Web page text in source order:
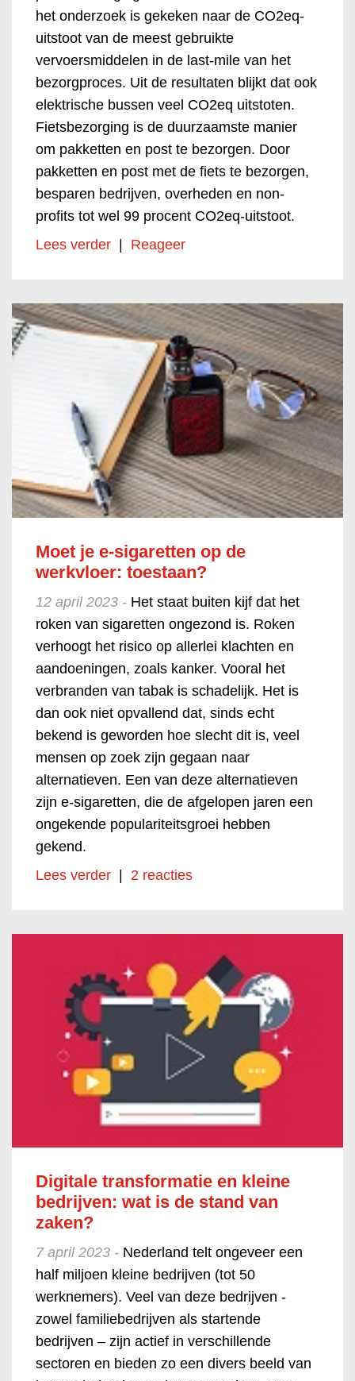
het onderzoek is gekeken naar de CO2eq-
uitstoot van de meest gebruikte
vervoersmiddelen in de last-mile van het
bezorgproces. Uit de resultaten blijkt dat ook
elektrische bussen veel CO2eq uitstoten.
Fietsbezorging is de duurzaamste manier
om pakketten en post te bezorgen. Door
pakketten en post met de fiets te bezorgen,
besparen bedrijven, overheden en non-
profits tot wel 99 procent CO2eq-uitstoot.
Lees verder
Reageer
Moet je e-sigaretten op de
werkvloer: toestaan?
12 april 2023 - Het staat buiten kijf dat het
roken van sigaretten ongezond is. Roken
verhoogt het risico op allerlei klachten en
aandoeningen, zoals kanker. Vooral het
verbranden van tabak is schadelijk. Het is
dan ook niet opvallend dat, sinds echt
bekend is geworden hoe slecht dit is, veel
mensen op zoek zijn gegaan naar
alternatieven. Een van deze alternatieven
zijn e-sigaretten, die de afgelopen jaren een
ongekende populariteitsgroei hebben
gekend.
Lees verder | 2 reacties
Digitale transformatie en kleine
bedrijven: wat is de stand van
zaken?
7 april 2023 - Nederland telt ongeveer een
half miljoen kleine bedrijven (tot 50
werknemers). Veel van deze bedrijven -
zowel familiebedrijven als startende
bedrijven – zijn actief in verschillende
sectoren en bieden zo een divers beeld van